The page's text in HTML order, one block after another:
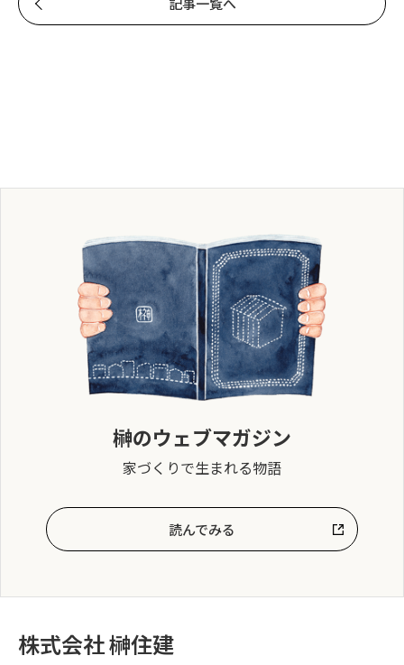
榊のウェブマガジン
家づくりで生まれる物語
読んでみる
株式会社 榊住建